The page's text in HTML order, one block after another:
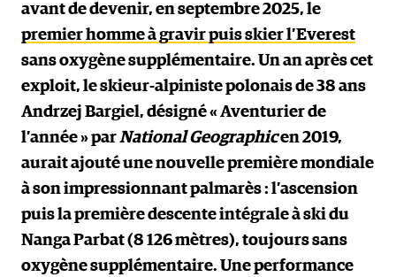
avant de devenir, en septembre 2025, le
premier homme à gravir puis skier l’Everest
sans oxygène supplémentaire. Un an après cet
exploit, le skieur-alpiniste polonais de 38 ans
Andrzej Bargiel, désigné « Aventurier de
l’année » parNational Geographicen 2019,
aurait ajouté une nouvelle première mondiale
à son impressionnant palmarès : l’ascension
puis la première descente intégrale à ski du
Nanga Parbat (8 126 mètres), toujours sans
oxygène supplémentaire. Une performance